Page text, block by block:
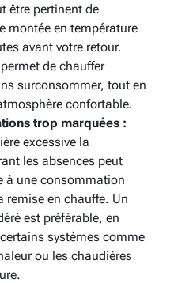
être pertinent de
montée en température
avant votre retour.
de chauffer
surconsommer, tout en
confortable.
trop marquées :
excessive la
les absences peut
à une consommation
remise en chauffe. Un
est préférable, en
systèmes comme
ou les chaudières